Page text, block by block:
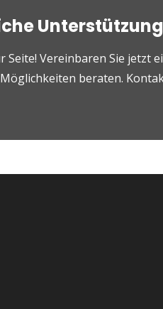
Vereinbaren Sie jetzt
beraten.